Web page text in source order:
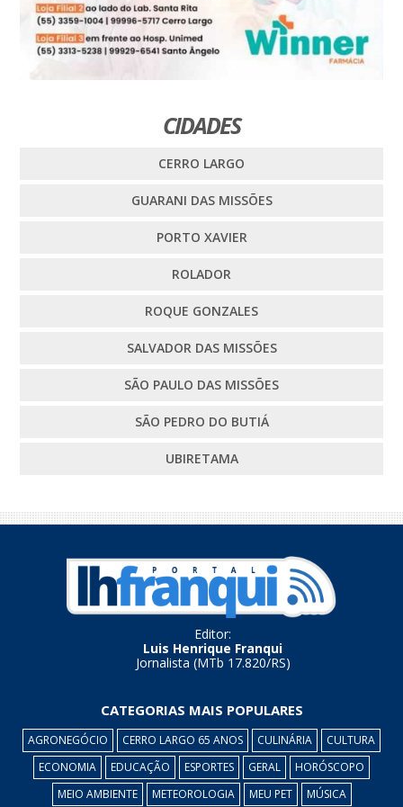
CIDADES
CERRO LARGO
GUARANI DAS MISSÕES
PORTO XAVIER
ROLADOR
ROQUE GONZALES
SALVADOR DAS MISSÕES
SÃO PAULO DAS MISSÕES
SÃO PEDRO DO BUTIÁ
UBIRETAMA
Editor:
Luis Henrique Franqui
Jornalista (MTb 17.820/RS)
CATEGORIAS MAIS POPULARES
AGRONEGÓCIO CERRO LARGO 65 ANOS CULINÁRIA
CULTURA
ECONOMIA
EDUCAÇÃO ESPORTES GERAL
HORÓSCOPO
MEIO AMBIENTE
METEOROLOGIA MEU PET MÚSICA